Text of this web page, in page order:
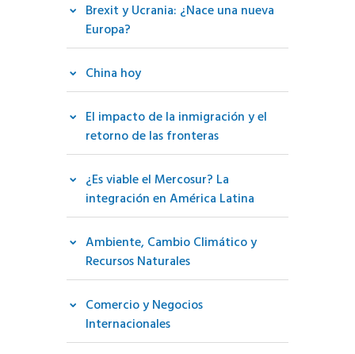
Brexit y Ucrania: ¿Nace una nueva
Europa?
China hoy
El impacto de la inmigración y el
retorno de las fronteras
¿Es viable el Mercosur? La
integración en América Latina
Ambiente, Cambio Climático y
Recursos Naturales
Comercio y Negocios
Internacionales